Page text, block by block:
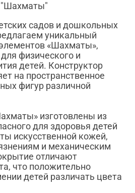
"Шахматы"
садов и дошкольных
уникальный
«Шахматы»,
физического и
детей. Конструктор
на пространственное
фигур различной
изготовлены из
для здоровья детей
искусственной кожей,
и механическим
отличают
что положительно
детей различать цвета